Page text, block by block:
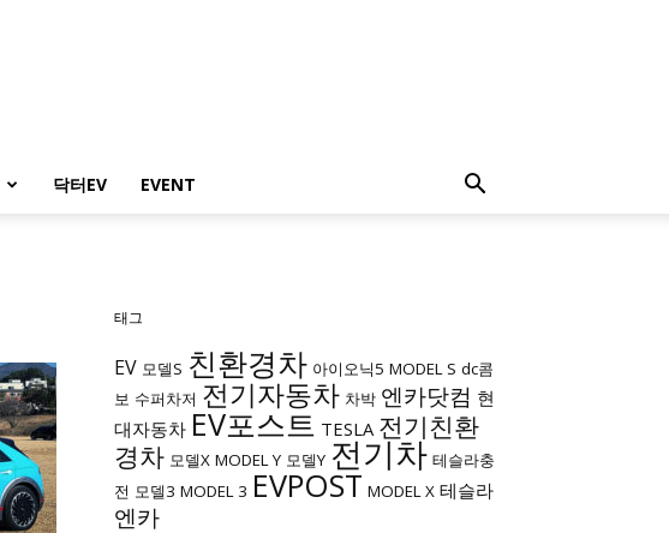
닥터EV EVENT
태그
EV 모델S 친환경차 아이오닉5 MODEL S dc콤
보 수퍼차저 전기자동차 차박 엔카닷컴 현
대자동차 EV포스트 TESLA 전기친환
경차 모델X MODEL Y 모델Y 전기차 테슬라충
전 모델3 MODEL 3 EVPOST MODEL X 테슬라
엔카